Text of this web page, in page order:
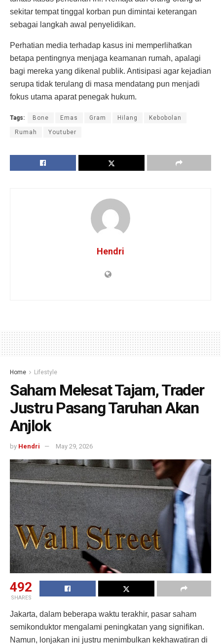
sekitar tempat tinggal korban pun dimintai keterangan
sebagai langkah awal penyelidikan.
Perhatian media terhadap kasus ini memperlihatkan
betapa pentingnya menjaga keamanan rumah, apalagi
bagi mereka yang dikenal publik. Antisipasi agar kejadian
serupa tidak terulang di masa mendatang pun menjadi
fokus utama aparat penegak hukum.
Tags: Bone Emas Gram Hilang Kebobolan
Rumah Youtuber
Hendri
Home Lifestyle
Saham Melesat Tajam, Trader
Justru Pasang Taruhan Akan
Anjlok
by Hendri May 29, 2026
492
SHARES
Jakarta, dalam beberapa waktu terakhir, pasar saham
semikonduktor mengalami peningkatan yang signifikan.
Namun, lonjakan ini justru menimbulkan kekhawatiran di